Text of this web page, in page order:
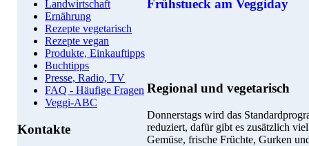
Landwirtschaft
Ernährung
Rezepte vegetarisch
Rezepte vegan
Produkte, Einkauftipps
Buchtipps
Presse, Radio, TV
FAQ - Häufige Fragen
Veggi-ABC
Kontakte
Regional und vegetarisch
Donnerstags wird das
reduziert, dafür gibt es zusätzlich
Gemüse, frische Früchte, Gurken